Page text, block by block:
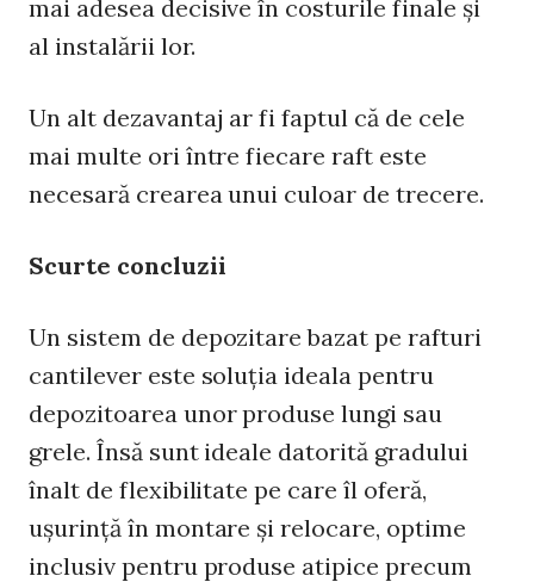
mai adesea decisive în costurile finale și
al instalării lor.
Un alt dezavantaj ar fi faptul că de cele
mai multe ori între fiecare raft este
necesară crearea unui culoar de trecere.
Scurte concluzii
Un sistem de depozitare bazat pe rafturi
cantilever este soluția ideala pentru
depozitoarea unor produse lungi sau
grele. Însă sunt ideale datorită gradului
înalt de flexibilitate pe care îl oferă,
ușurință în montare și relocare, optime
inclusiv pentru produse atipice precum